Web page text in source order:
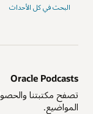
البحث في كل الأحداث
Oracle Podcasts
تصفح مكتبتنا
المواضيع.